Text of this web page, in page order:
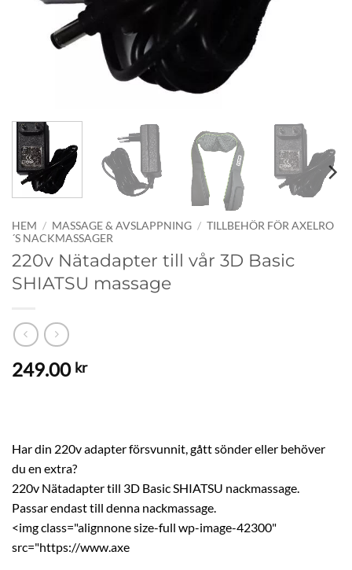
HEM / MASSAGE & AVSLAPPNING / TILLBEHÖR FÖR AXELRO
´S NACKMASSAGER
220v Nätadapter till vår 3D Basic
SHIATSU massage
249.00 kr
Har din 220v adapter försvunnit, gått sönder eller behöver
du en extra?
220v Nätadapter till 3D Basic SHIATSU nackmassage.
Passar endast till denna nackmassage.
<img class="alignnone size-full wp-image-42300"
src="https://www.axe